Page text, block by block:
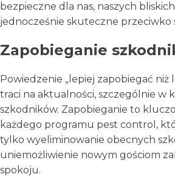
bezpieczne dla nas, naszych
jednocześnie skuteczne przeciwko
Zapobieganie
Powiedzenie „lepiej zapobiegać niż
traci na aktualności, szczególnie w
szkodników. Zapobieganie to
każdego programu pest control,
tylko wyeliminowanie obecnych
uniemożliwienie nowym gościom
spokoju.